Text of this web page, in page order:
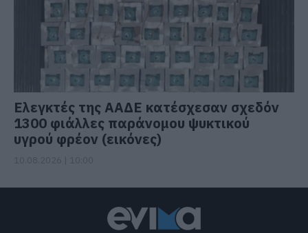
Ελεγκτές της ΑΑΔΕ κατέσχεσαν σχεδόν
1300 φιάλλες παράνομου ψυκτικού
υγρού φρέον (εικόνες)